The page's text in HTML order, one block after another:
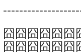
囧囧囧囧囧囧
囧囧囧囧囧囧